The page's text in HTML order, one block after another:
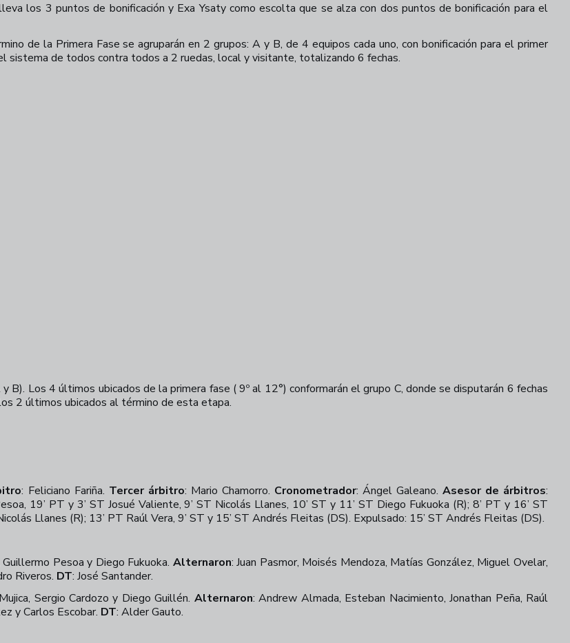
los 3 puntos de bonificación y Exa Ysaty como escolta que se alza con dos puntos de bonificación para el
de la Primera Fase se agruparán en 2 grupos: A y B, de 4 equipos cada uno, con bonificación para el primer
sistema de todos contra todos a 2 ruedas, local y visitante, totalizando 6 fechas.
B). Los 4 últimos ubicados de la primera fase ( 9º al 12°) conformarán el grupo C, donde se disputarán 6 fechas
2 últimos ubicados al término de esta etapa.
: Feliciano Fariña. Tercer árbitro: Mario Chamorro. Cronometrador: Ángel Galeano. Asesor de árbitros:
19’ PT y 3’ ST Josué Valiente, 9’ ST Nicolás Llanes, 10’ ST y 11’ ST Diego Fukuoka (R); 8’ PT y 16’ ST
Llanes (R); 13’ PT Raúl Vera, 9’ ST y 15’ ST Andrés Fleitas (DS). Expulsado: 15’ ST Andrés Fleitas (DS).
Pesoa y Diego Fukuoka. Alternaron: Juan Pasmor, Moisés Mendoza, Matías González, Miguel Ovelar,
Riveros. DT: José Santander.
Sergio Cardozo y Diego Guillén. Alternaron:Andrew Almada, Esteban Nacimiento, Jonathan Peña, Raúl
y Carlos Escobar. DT: Alder Gauto.